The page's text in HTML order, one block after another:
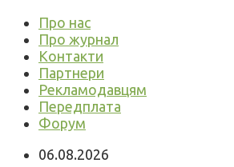
Про нас
Про журнал
Контакти
Партнери
Рекламодавцям
Передплата
Форум
06.08.2026